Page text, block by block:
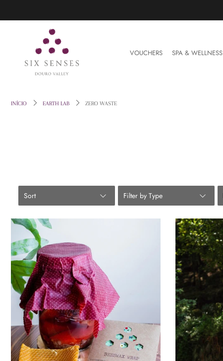
VOUCHERS SPA & WELLNESS
INÍCIO EARTH LAB ZERO WASTE
Sort Filter by Type
VOUCHERS
SPA & WELLNESS
THE FARM